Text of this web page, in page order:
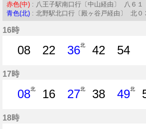
赤色(中) : 八王子駅南口行〔中山経由〕 八６１
青色(北) : 北野駅北口行〔殿ヶ谷戸経由〕 北０
16時
08
22
36北
42
54
17時
08北
16
27北
38
49北
18時